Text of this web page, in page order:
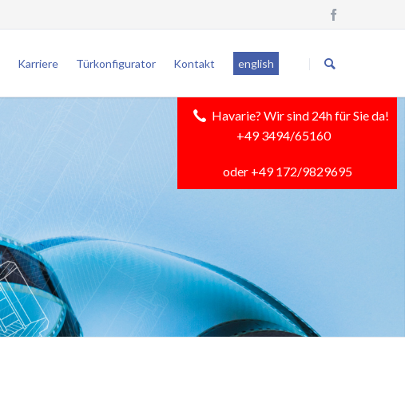
überspringen
Karriere Türkonfigurator Kontakt english
Havarie? Wir sind 24h für Sie da!
+49 3494/65160
oder +49 172/9829695